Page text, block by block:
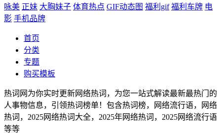
咏美 正妹 大胸妹子 体育热点 GIF动态图 福利gif 福利车牌 电
影 手机品牌
首页
分类
专题
购买模板
热词网为你实时更新网络热词，为您一站式解读最新最热门的
人事物信息，引领热词榜单！包含热词榜，网络流行语，网络
热词，2025网络热词大全，2025年网络热词，2025网络流行语
等等